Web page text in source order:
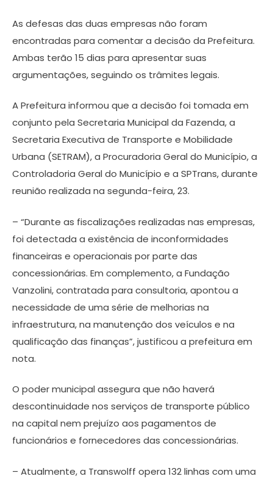
As defesas das duas empresas não foram
encontradas para comentar a decisão da Prefeitura.
Ambas terão 15 dias para apresentar suas
argumentações, seguindo os trâmites legais.
A Prefeitura informou que a decisão foi tomada em
conjunto pela Secretaria Municipal da Fazenda, a
Secretaria Executiva de Transporte e Mobilidade
Urbana (SETRAM), a Procuradoria Geral do Município, a
Controladoria Geral do Município e a SPTrans, durante
reunião realizada na segunda-feira, 23.
– “Durante as fiscalizações realizadas nas empresas,
foi detectada a existência de inconformidades
financeiras e operacionais por parte das
concessionárias. Em complemento, a Fundação
Vanzolini, contratada para consultoria, apontou a
necessidade de uma série de melhorias na
infraestrutura, na manutenção dos veículos e na
qualificação das finanças”, justificou a prefeitura em
nota.
O poder municipal assegura que não haverá
descontinuidade nos serviços de transporte público
na capital nem prejuízo aos pagamentos de
funcionários e fornecedores das concessionárias.
– Atualmente, a Transwolff opera 132 linhas com uma